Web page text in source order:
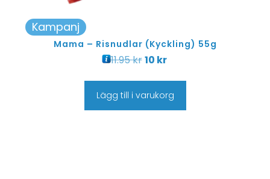
Kampanj
Mama – Risnudlar (Kyckling) 55g
11.95kr10 kr
Lägg till i varukorg